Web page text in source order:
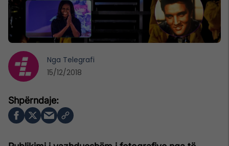
Nga Telegrafi
15/12/2018